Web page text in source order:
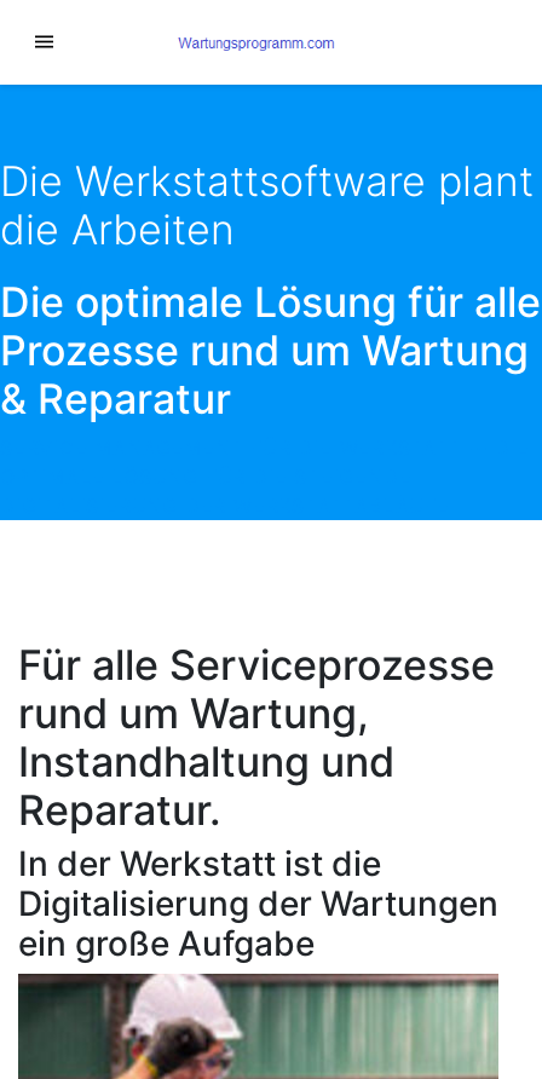
Die Werkstattsoftware plant
die Arbeiten
Die optimale Lösung für alle
Prozesse rund um Wartung
& Reparatur
Für alle Serviceprozesse
rund um Wartung,
Instandhaltung und
Reparatur.
In der Werkstatt ist die
Digitalisierung der Wartungen
ein große Aufgabe